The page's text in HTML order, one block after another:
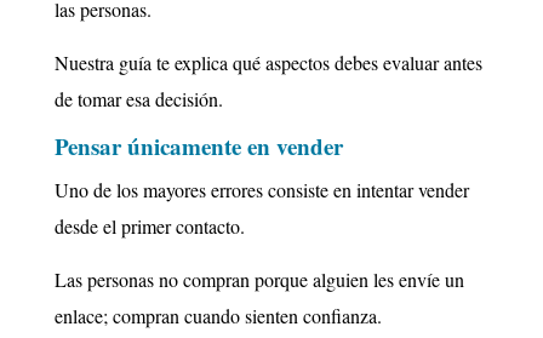
las personas.
Nuestra guía te explica qué aspectos debes evaluar antes
de tomar esa decisión.
Pensar únicamente en vender
Uno de los mayores errores consiste en intentar vender
desde el primer contacto.
Las personas no compran porque alguien les envíe un
enlace; compran cuando sienten confianza.